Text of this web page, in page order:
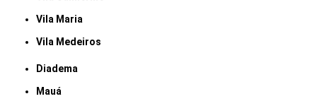
Vila Maria
Vila Medeiros
Diadema
Mauá